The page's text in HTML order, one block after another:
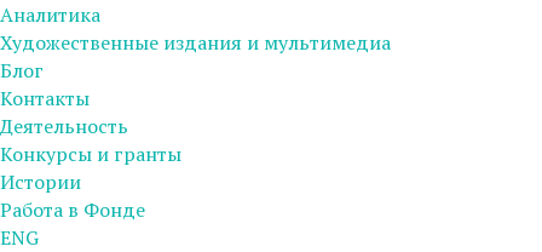
Аналитика
Художественные издания и мультимедиа
Блог
Контакты
Деятельность
Конкурсы и гранты
Истории
Работа в Фонде
ENG